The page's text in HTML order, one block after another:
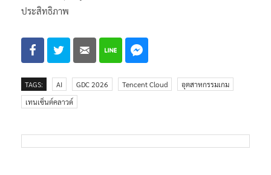
ประสิทธิภาพ
TAGS: AI GDC 2026 Tencent Cloud
อุตสาหกรรมเกม
เทนเซ็นต์คลาวด์